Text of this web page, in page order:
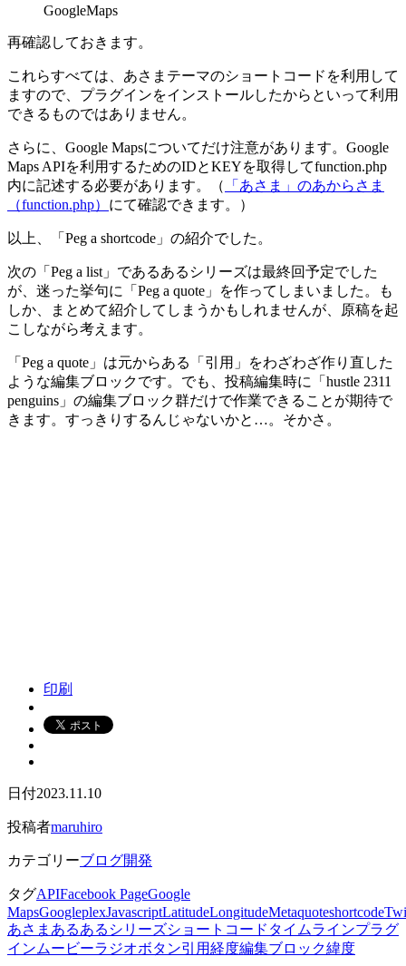
GoogleMaps
再確認しておきます。
これらすべては、あさまテーマのショートコードを利用して
ますので、プラグインをインストールしたからといって利用
できるものではありません。
さらに、Google Mapsについてだけ注意があります。Google
Maps APIを利用するためのIDとKEYを取得してfunction.php
内に記述する必要があります。（
「あさま」のあからさま
（function.php） にて確認できます。）
以上、「Peg a shortcode」の紹介でした。
次の「Peg a list」であるあるシリーズは最終回予定でした
が、迷った挙句に「Peg a quote」を作ってしまいました。も
しか、まとめて紹介してしまうかもしれませんが、原稿を起
こしながら考えます。
「Peg a quote」は元からある「引用」をわざわざ作り直した
ような編集ブロックです。でも、投稿編集時に「hustle 2311
penguins」の編集ブロック群だけで作業できることが期待で
きます。すっきりするんじゃないかと…。そかさ。
印刷
日付2023.11.10
投稿者maruhiro
カテゴリーブログ開発
タグAPIFacebook PageGoogle
MapsGoogleplexJavascriptLatitudeLongitudeMetaquoteshortcode
あさま あるあるシリーズショートコード タイムラインプラグ
イン ムービーラジオボタン引用経度編集ブロック緯度